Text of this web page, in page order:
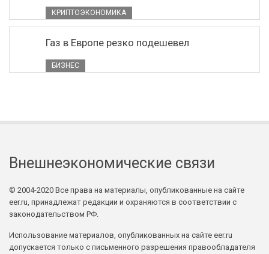
КРИПТОЭКОНОМИКА
Газ в Европе резко подешевел
БИЗНЕС
Внешнеэкономические связи
© 2004-2020 Все права на материалы, опубликованные на сайте
eer.ru, принадлежат редакции и охраняются в соответствии с
законодательством РФ.
Использование материалов, опубликованных на сайте eer.ru
допускается только с письменного разрешения правообладателя